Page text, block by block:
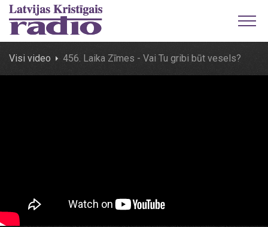
Visi video 456. Laika Zīmes - Vai Tu gribi būt vesels?